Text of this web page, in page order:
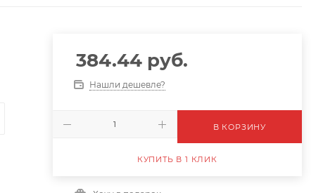
384.44руб.
Нашли дешевле?
В КОРЗИНУ
КУПИТЬ В 1 КЛИК